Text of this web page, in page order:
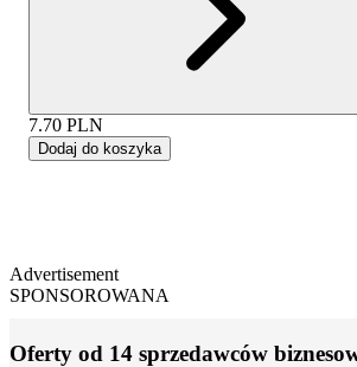
7.70 PLN
Dodaj do koszyka
Advertisement
SPONSOROWANA
Oferty od 14 sprzedawców